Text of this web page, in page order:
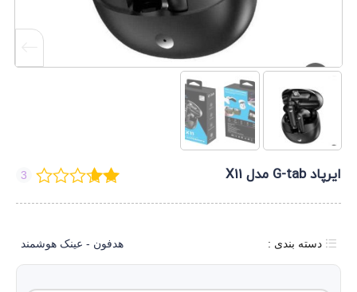
ایرپاد G-tab مدل X11 3
دسته بندی : هدفون - عینک هوشمند